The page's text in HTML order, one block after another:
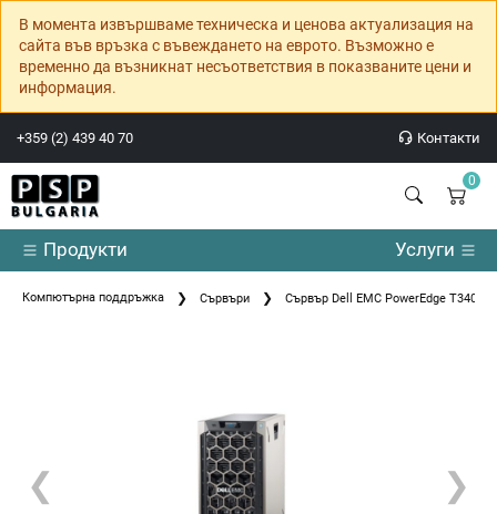
В момента извършваме техническа и ценова актуализация на
сайта във връзка с въвеждането на еврото. Възможно е
временно да възникнат несъответствия в показваните цени и
информация.
+359 (2) 439 40 70 Контакти
0
Продукти Услуги
Компютърна поддръжка Сървъри Сървър Dell EMC PowerEdge T340/
❮ ❯